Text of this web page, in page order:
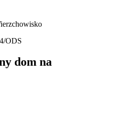
ODS
dom na